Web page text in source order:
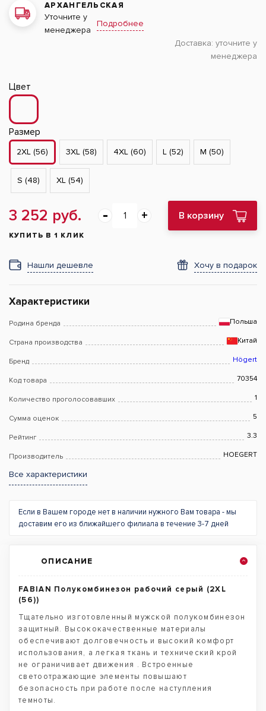
АРХАНГЕЛЬСКАЯ
Уточните у
менеджера
Подробнее
Доставка: уточните у
менеджера
Цвет
Размер
2XL (56) 3XL (58) 4XL (60) L (52) M (50)
S (48) XL (54)
3 252 руб. В корзину
КУПИТЬ В 1 КЛИК
Нашли дешевле Хочу в подарок
Характеристики
Родина бренда Польша
Страна производства Китай
Бренд Högert
Код товара 70354
Количество проголосовавших 1
Сумма оценок 5
Рейтинг 3.3
Производитель HOEGERT
Все характеристики
Если в Вашем городе нет в наличии нужного Вам товара - мы
доставим его из ближайшего филиала в течение 3-7 дней
ОПИСАНИЕ
FABIAN Полукомбинезон рабочий серый (2XL
(56))
Тщательно изготовленный мужской полукомбинезон
защитный. Высококачественные материалы
обеспечивают долговечность и высокий комфорт
использования, а легкая ткань и технический крой
не ограничивает движения . Встроенные
светоотражающие элементы повышают
безопасность при работе после наступления
темноты.